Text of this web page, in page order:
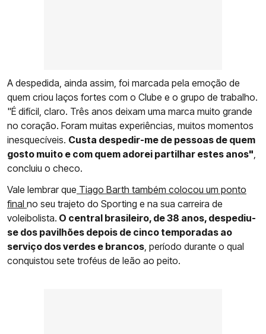
A despedida, ainda assim, foi marcada pela emoção de
quem criou laços fortes com o Clube e o grupo de trabalho.
"É difícil, claro. Três anos deixam uma marca muito grande
no coração. Foram muitas experiências, muitos momentos
inesquecíveis. Custa despedir-me de pessoas de quem
gosto muito e com quem adorei partilhar estes anos",
concluiu o checo.
Vale lembrar que Tiago Barth também colocou um ponto
final no seu trajeto do Sporting e na sua carreira de
voleibolista. O central brasileiro, de 38 anos, despediu-
se dos pavilhões depois de cinco temporadas ao
serviço dos verdes e brancos, período durante o qual
conquistou sete troféus de leão ao peito.